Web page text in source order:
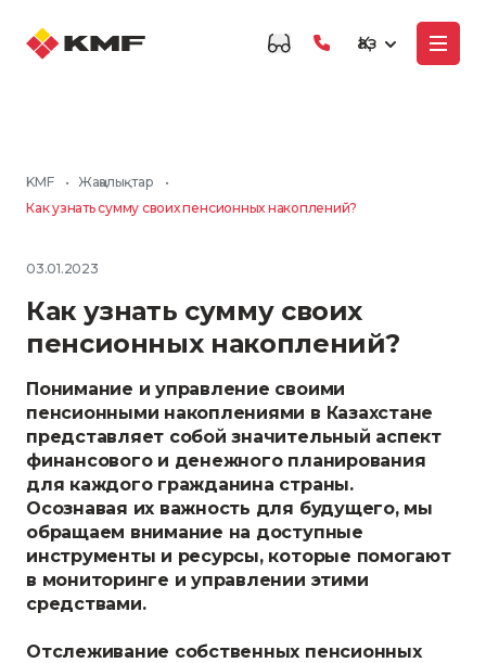
Қаз
KMF • Жаңалықтар
•
Как узнать сумму своих пенсионных накоплений?
03.01.2023
Как узнать сумму своих
пенсионных накоплений?
Понимание и управление своими
пенсионными накоплениями в Казахстане
представляет собой значительный аспект
финансового и денежного планирования
для каждого гражданина страны.
Осознавая их важность для будущего, мы
обращаем внимание на доступные
инструменты и ресурсы, которые помогают
в мониторинге и управлении этими
средствами.
Отслеживание собственных пенсионных